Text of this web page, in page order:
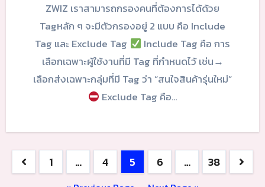
ZWIZ เราสามารถกรองคนที่ต้องการได้ด้วย
Tagหลัก ๆ จะมีตัวกรองอยู่ 2 แบบ คือ Include
Tag และ Exclude Tag
Include Tag คือ การ
เลือกเฉพาะผู้ใช้งานที่มี Tag ที่กำหนดไว้ เช่น→
เลือกส่งเฉพาะกลุ่มที่มี Tag ว่า “สนใจสินค้ารุ่นใหม่”
Exclude Tag คือ…
Posts
1 … 4 5 6 … 38